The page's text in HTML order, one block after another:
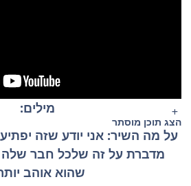
מילים:
הצג תוכן מוסתר
על מה השיר: אני יודע שזה
מדברת על זה שלכל חבר שלה
שהוא אוהב